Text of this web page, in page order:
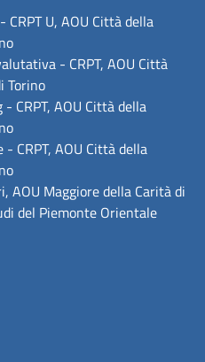
CRPT U, AOU Città della
- CRPT, AOU Città
Torino
CRPT, AOU Città della
CRPT, AOU Città della
AOU Maggiore della Carità di
del Piemonte Orientale